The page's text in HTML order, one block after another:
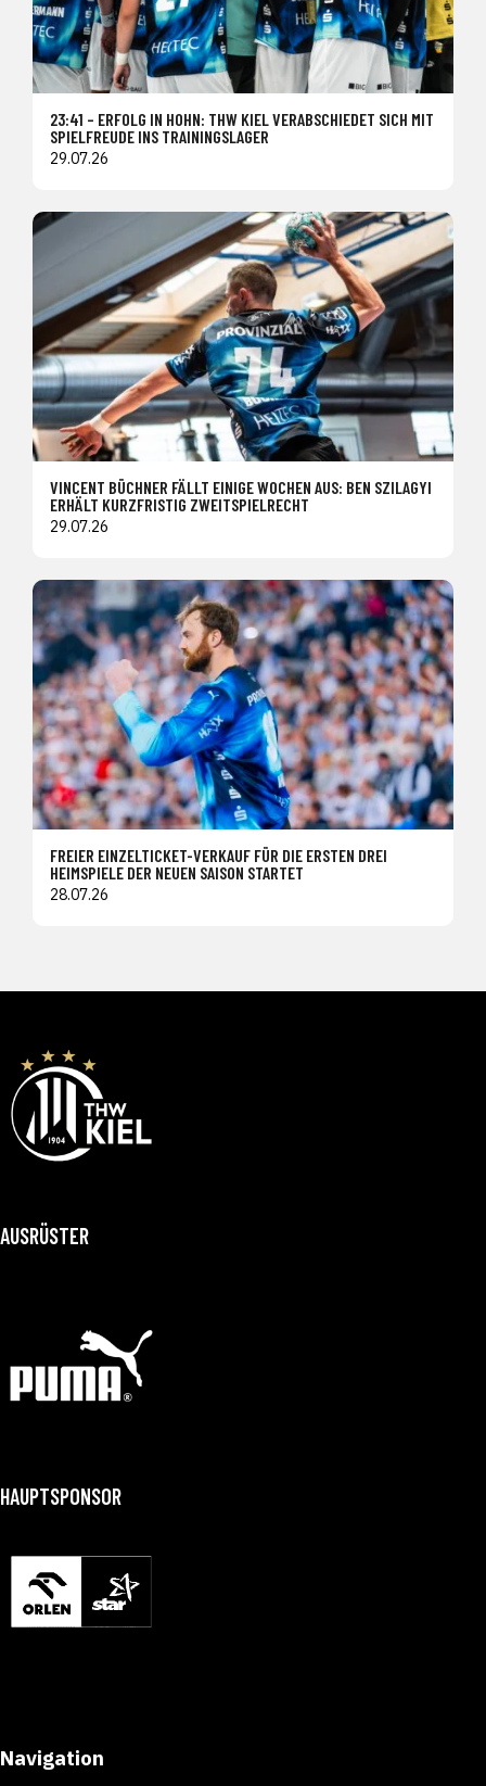
23:41 – ERFOLG IN HOHN: THW KIEL VERABSCHIEDET SICH MIT
SPIELFREUDE INS TRAININGSLAGER
29.07.26
VINCENT BÜCHNER FÄLLT EINIGE WOCHEN AUS: BEN SZILAGYI
ERHÄLT KURZFRISTIG ZWEITSPIELRECHT
29.07.26
FREIER EINZELTICKET-VERKAUF FÜR DIE ERSTEN DREI
HEIMSPIELE DER NEUEN SAISON STARTET
28.07.26
AUSRÜSTER
HAUPTSPONSOR
Navigation